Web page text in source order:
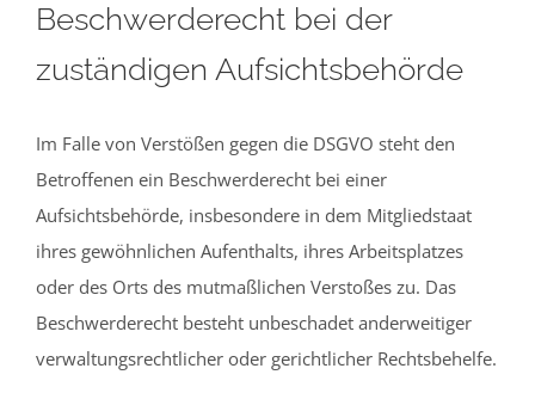
Beschwerderecht bei der
zuständigen Aufsichtsbehörde
Im Falle von Verstößen gegen die DSGVO steht den
Betroffenen ein Beschwerderecht bei einer
Aufsichtsbehörde, insbesondere in dem Mitgliedstaat
ihres gewöhnlichen Aufenthalts, ihres Arbeitsplatzes
oder des Orts des mutmaßlichen Verstoßes zu. Das
Beschwerderecht besteht unbeschadet anderweitiger
verwaltungsrechtlicher oder gerichtlicher Rechtsbehelfe.